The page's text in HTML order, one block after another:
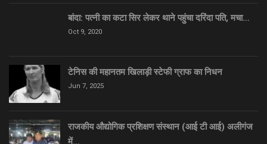
बांदा: पत्नी का कटा सिर लेकर थाने पहुंचा दरिंदा पति, मचा…
Oct 9, 2020
टेनिस की महानतम खिलाड़ी स्टेफी ग्राफ का निधन
Jun 7, 2025
राजकीय औद्योगिक प्रशिक्षण संस्थान (आई टी आई) अलीगंज
में…